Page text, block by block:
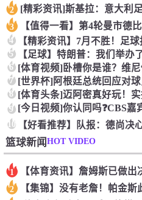
2
3
4
5 【足球】特朗普：我们举办
6
7
8
9
10
篮球新闻HOT VIDEO
1
2